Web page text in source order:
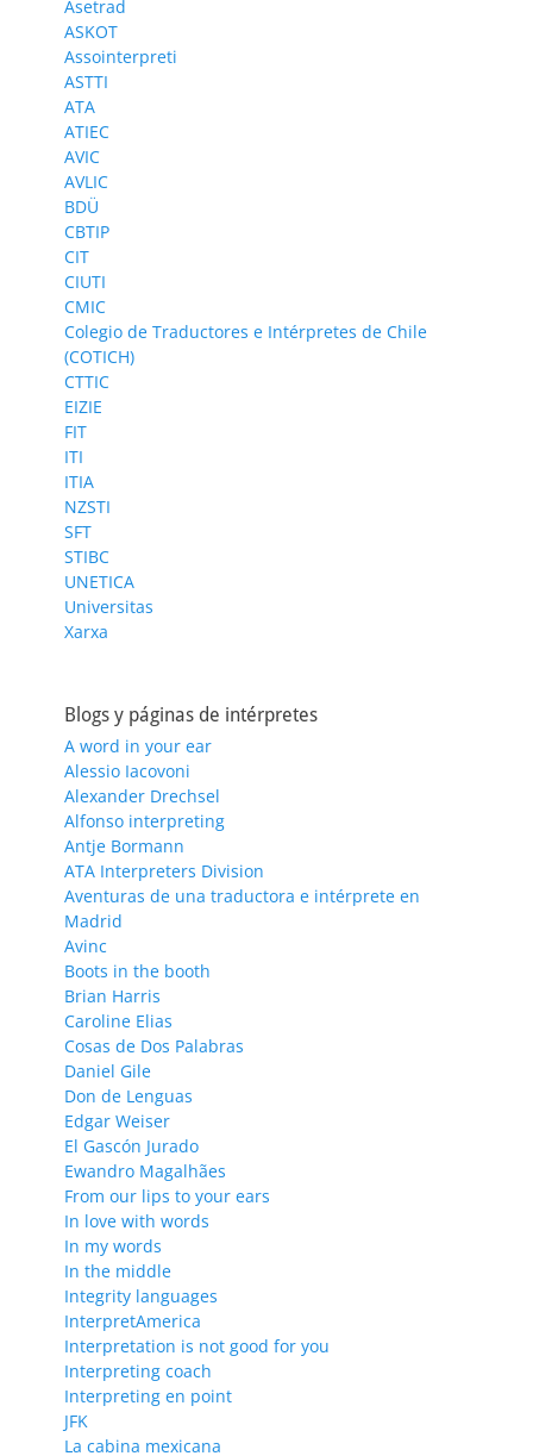
Asetrad
ASKOT
Assointerpreti
ASTTI
ATA
ATIEC
AVIC
AVLIC
BDÜ
CBTIP
CIT
CIUTI
CMIC
Colegio de Traductores e Intérpretes de Chile
(COTICH)
CTTIC
EIZIE
FIT
ITI
ITIA
NZSTI
SFT
STIBC
UNETICA
Universitas
Xarxa
Blogs y páginas de intérpretes
A word in your ear
Alessio Iacovoni
Alexander Drechsel
Alfonso interpreting
Antje Bormann
ATA Interpreters Division
Aventuras de una traductora e intérprete en
Madrid
Avinc
Boots in the booth
Brian Harris
Caroline Elias
Cosas de Dos Palabras
Daniel Gile
Don de Lenguas
Edgar Weiser
El Gascón Jurado
Ewandro Magalhães
From our lips to your ears
In love with words
In my words
In the middle
Integrity languages
InterpretAmerica
Interpretation is not good for you
Interpreting coach
Interpreting en point
JFK
La cabina mexicana